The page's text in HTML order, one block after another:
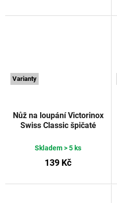
Varianty
Nůž na loupání Victorinox
Swiss Classic špičaté
žlutýVICTORINOX
Skladem> 5 ks
139 Kč